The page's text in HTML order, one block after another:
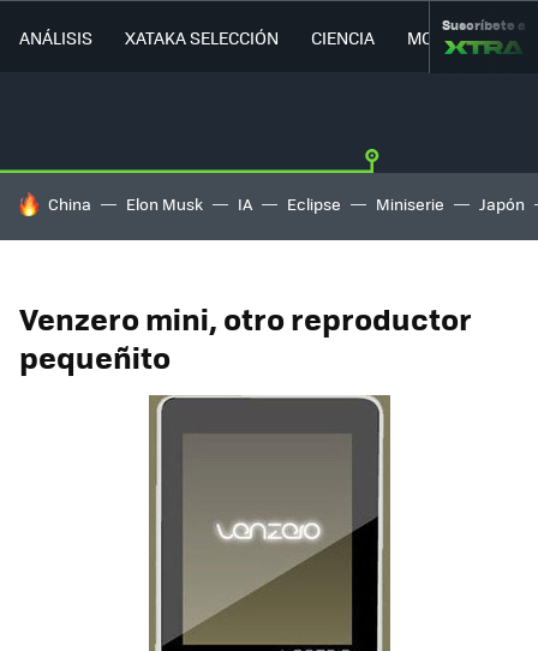
ANÁLISIS XATAKA SELECCIÓN CIENCIA MOVILIDAD
Suscríbete a
HOY SE HABLA DE
China Elon Musk IA Eclipse Miniserie Japón
Venzero mini, otro reproductor
pequeñito